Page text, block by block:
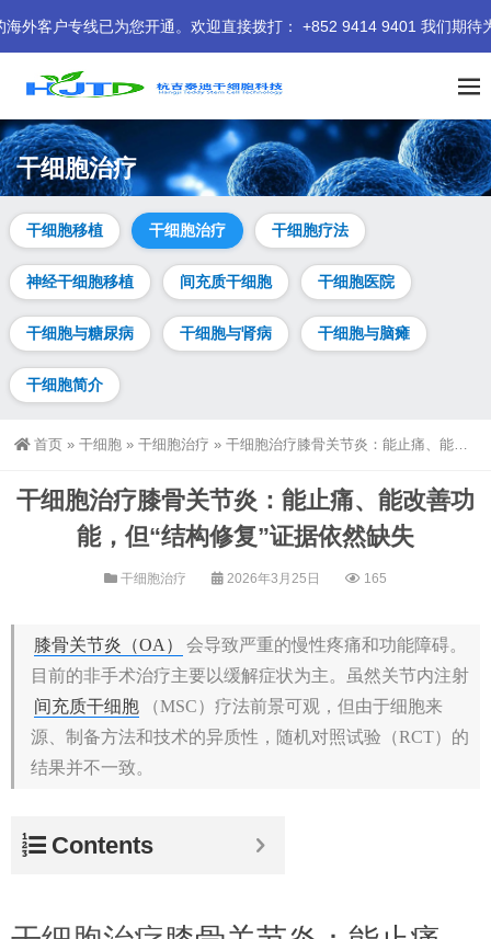
线已为您开通。欢迎直接拨打： +852 9414 9401 我们期待为您服
干细胞治疗
干细胞移植 干细胞治疗 干细胞疗法
神经干细胞移植 间充质干细胞 干细胞医院
干细胞与糖尿病 干细胞与肾病 干细胞与脑瘫
干细胞简介
首页 » 干细胞 » 干细胞治疗 » 干细胞治疗膝骨关节炎：能止痛、能改善功能，但“结构修复”证据依然缺失
干细胞治疗膝骨关节炎：能止痛、能改善功
能，但“结构修复”证据依然缺失
干细胞治疗 2026年3月25日 165
膝骨关节炎（OA）
会导致严重的慢性疼痛和功能障碍。
目前的非手术治疗主要以缓解症状为主。虽然关节内注射
间充质干细胞
（MSC）疗法前景可观，但由于细胞来
源、制备方法和技术的异质性，随机对照试验（RCT）的
结果并不一致。
Contents